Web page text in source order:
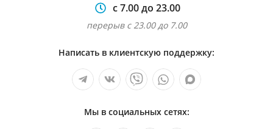
с 7.00 до 23.00
перерыв с 23.00 до 7.00
Написать в клиентскую поддержку:
Мы в социальных сетях: